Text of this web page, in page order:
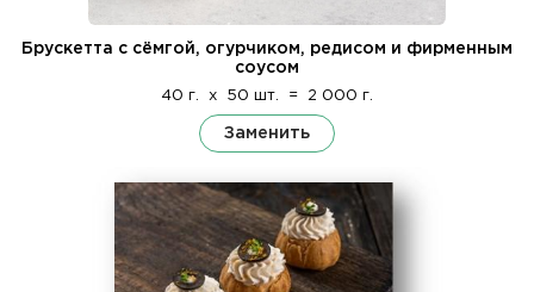
Брускетта с сёмгой, огурчиком, редисом и фирменным
соусом
40 г. x 50 шт. = 2 000 г.
Заменить